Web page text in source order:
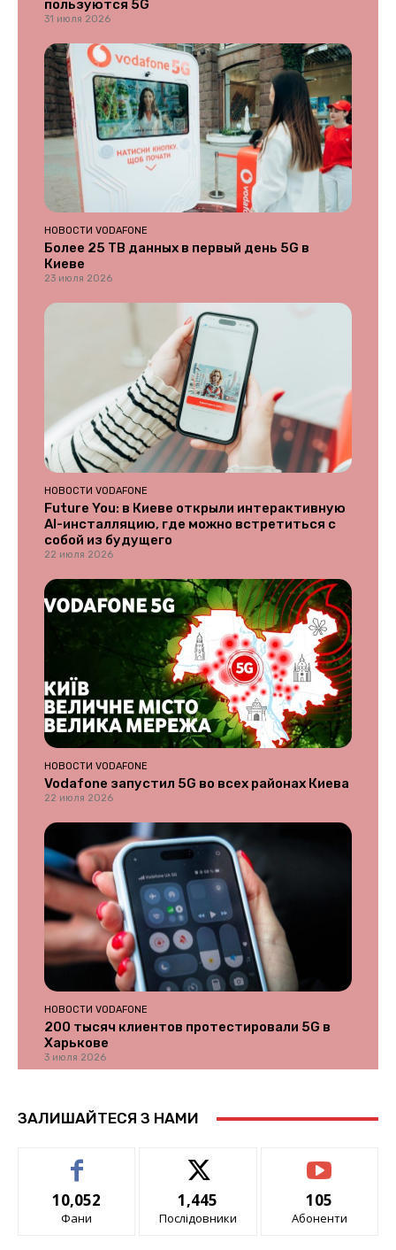
пользуются 5G
31 июля 2026
НОВОСТИ VODAFONE
Более 25 ТВ данных в первый день 5G в
Киеве
23 июля 2026
НОВОСТИ VODAFONE
Future You: в Киеве открыли интерактивную
AI-инсталляцию, где можно встретиться с
собой из будущего
22 июля 2026
НОВОСТИ VODAFONE
Vodafone запустил 5G во всех районах Киева
22 июля 2026
НОВОСТИ VODAFONE
200 тысяч клиентов протестировали 5G в
Харькове
3 июля 2026
ЗАЛИШАЙТЕСЯ З НАМИ
10,052
Фани
1,445
Послідовники
105
Абоненти